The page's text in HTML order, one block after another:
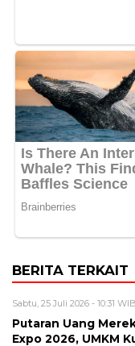
BERITA TERKAIT
Sabtu, 25 Juli 2026 - 10:31 WIB
Putaran Uang
Expo 2026, UMKM